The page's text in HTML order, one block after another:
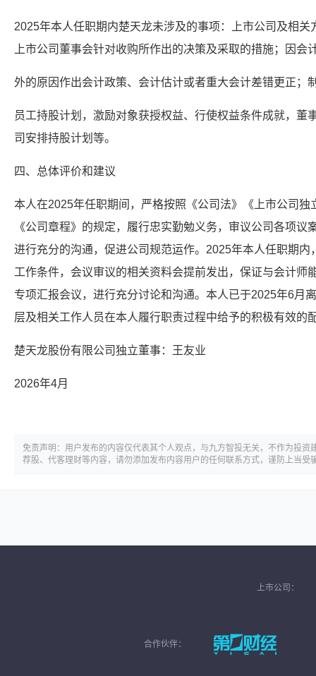
2025年本人任职期内楚天龙未涉及的事项：上市公司及相
上市公司董事会针对收购所作出的决策及采取的措施；因会
外的原因作出会计政策、会计估计或者重大会计差错更正；
员工持股计划，激励对象获授权益、行使权益条件成就，董
司安排持股计划等。
四、总体评价和建议
本人在2025年任职期间，严格按照《公司法》《上市公司
《公司章程》的规定，履行忠实勤勉义务，审议公司各项议
进行充分的沟通，促进公司规范运作。2025年本人任职期
工作条件，会议审议的相关资料会提前发出，保证与会计师
专项汇报会议，进行充分讨论和沟通。本人已于2025年6月
层及相关工作人员在本人履行职责过程中给予的积极有效的
楚天龙股份有限公司独立董事：王友业
2026年4月
免责声明：用户发布的内容仅代表其个人观点，与九方智投无关，不作为投
荐股、代客理财等内容，请勿添加发布内容用户的任何联系方式，谨防上当受
上市公司：
合作伙伴：